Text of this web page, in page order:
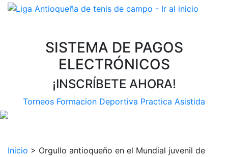
SISTEMA DE PAGOS
ELECTRÓNICOS
¡INSCRÍBETE AHORA!
Torneos Formacion Deportiva Practica Asistida
Inicio > Orgullo antioqueño en el Mundial juvenil de